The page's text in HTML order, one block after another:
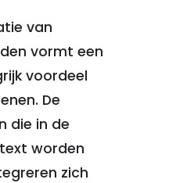
van
vormt een
voordeel
De
die in de
worden
zich